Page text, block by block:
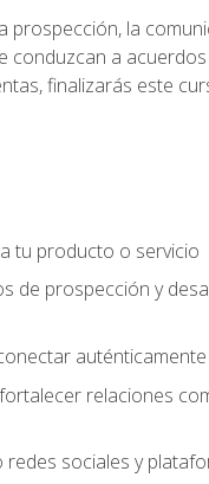
la
conduzcan a
finalizarás este
tu producto o servicio
de prospección y
relaciones
sociales y